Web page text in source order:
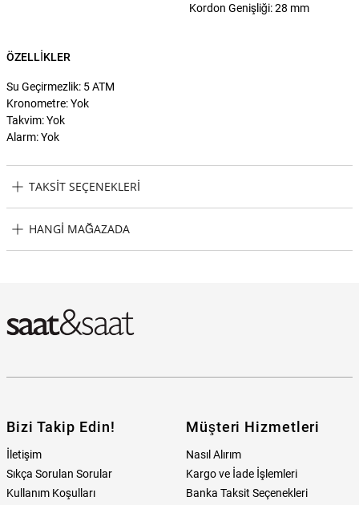
Kordon Genişliği: 28 mm
ÖZELLIKLER
Su Geçirmezlik: 5 ATM
Kronometre: Yok
Takvim: Yok
Alarm: Yok
TAKSIT SEÇENEKLERI
Seçenekleri
HANGI MAĞAZADA
Bizi Takip Edin!
İletişim
Sıkça Sorulan Sorular
Kullanım Koşulları
Müşteri Hizmetleri
Nasıl Alırım
Kargo ve İade İşlemleri
Banka Taksit Seçenekleri